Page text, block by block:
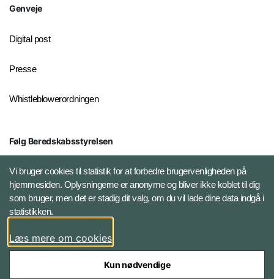
Genveje
Digital post
Presse
Whistleblowerordningen
Følg Beredskabsstyrelsen
X BRSdk
LinkedIn BRS-profil
Vi bruger cookies til statistik for at forbedre brugervenligheden på
hjemmesiden. Oplysningerne er anonyme og bliver ikke koblet til dig
som bruger, men det er stadig dit valg, om du vil lade dine data indgå i
statistikken.
Læs mere om cookies
Kun nødvendige